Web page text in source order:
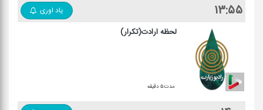
۱۳:۵۵ یاد اوری
لحظه ارادت(تکرار)
مدت:۵ دقیقه